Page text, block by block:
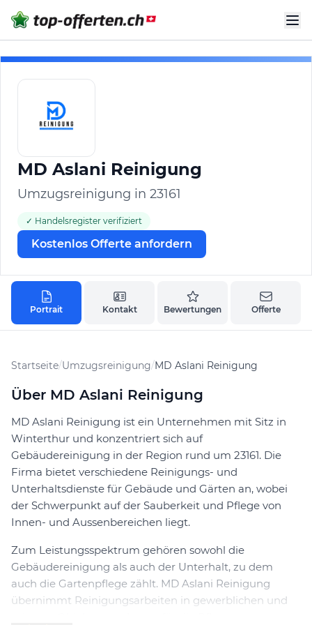
MD Aslani Reinigung
Umzugsreinigung in 23161
✓ Handelsregister verifiziert
Kostenlos Offerte anfordern
Portrait Kontakt Bewertungen Offerte
Startseite/Umzugsreinigung/MD Aslani Reinigung
Über MD Aslani Reinigung
MD Aslani Reinigung ist ein Unternehmen mit Sitz in
Winterthur und konzentriert sich auf
Gebäudereinigung in der Region rund um 23161. Die
Firma bietet verschiedene Reinigungs- und
Unterhaltsdienste für Gebäude und Gärten an, wobei
der Schwerpunkt auf der Sauberkeit und Pflege von
Innen- und Aussenbereichen liegt.
Zum Leistungsspektrum gehören sowohl die
Gebäudereinigung als auch der Unterhalt, zu dem
auch die Gartenpflege zählt. MD Aslani Reinigung
übernimmt Reinigungsarbeiten in gewerblichen und